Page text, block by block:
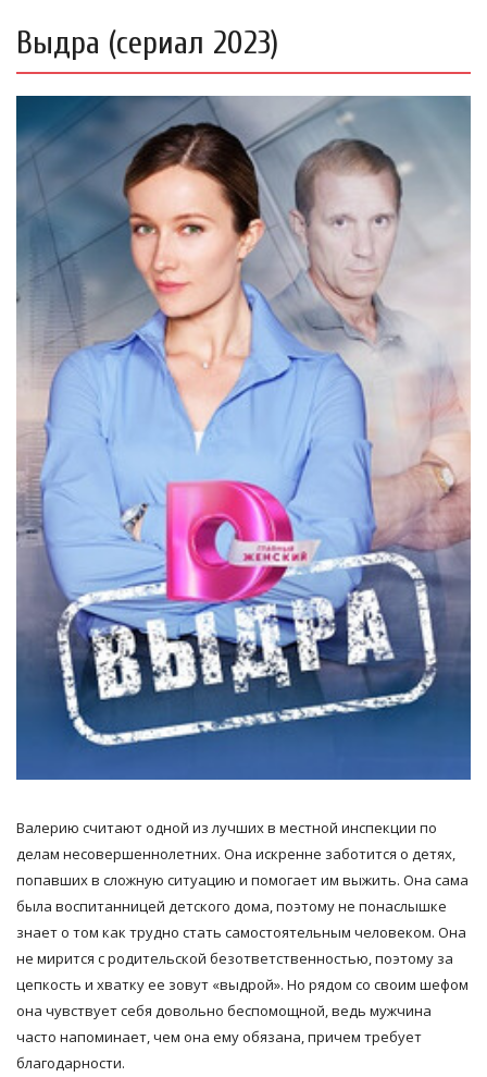
Выдра (сериал 2023)
Валерию считают одной из лучших в местной инспекции по
делам несовершеннолетних. Она искренне заботится о детях,
попавших в сложную ситуацию и помогает им выжить. Она сама
была воспитанницей детского дома, поэтому не понаслышке
знает о том как трудно стать самостоятельным человеком. Она
не мирится с родительской безответственностью, поэтому за
цепкость и хватку ее зовут «выдрой». Но рядом со своим шефом
она чувствует себя довольно беспомощной, ведь мужчина
часто напоминает, чем она ему обязана, причем требует
благодарности.